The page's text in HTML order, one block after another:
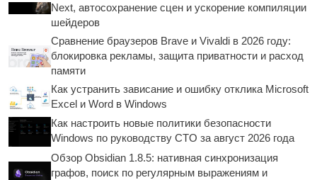
Next, автосохранение сцен и ускорение компиляции
шейдеров
Сравнение браузеров Brave и Vivaldi в 2026 году:
блокировка рекламы, защита приватности и расход
памяти
Как устранить зависание и ошибку отклика Microsoft
Excel и Word в Windows
Как настроить новые политики безопасности
Windows по руководству CTO за август 2026 года
Обзор Obsidian 1.8.5: нативная синхронизация
графов, поиск по регулярным выражениям и